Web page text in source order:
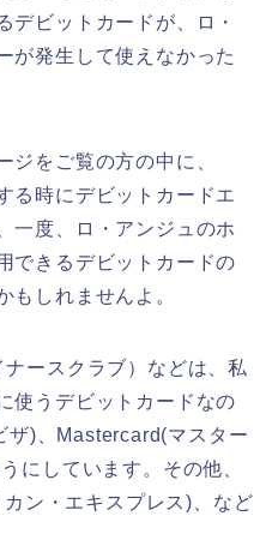
デビットカードが、ロ・
が発生して使えなかった
ジをご覧の方の中に、
る時にデビットカードエ
一度、ロ・アンジュのホ
できるデビットカードの
もしれませんよ。
ースクラブ）などは、私
使うデビットカードなの
ザ)、Mastercard(マスター
にしています。その他、
ン・エキスプレス)、など